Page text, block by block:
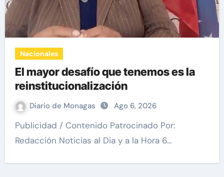
Nacionales
El mayor desafío que tenemos es la
reinstitucionalización
Diario de Monagas Ago 6, 2026
Publicidad / Contenido Patrocinado Por:
Redacción Noticias al Dia y a la Hora 6…